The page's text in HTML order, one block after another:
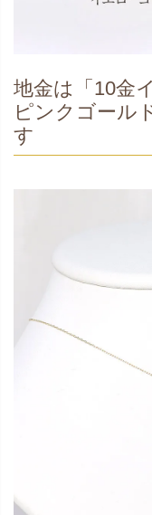
地金は「10金
ピンクゴール
す